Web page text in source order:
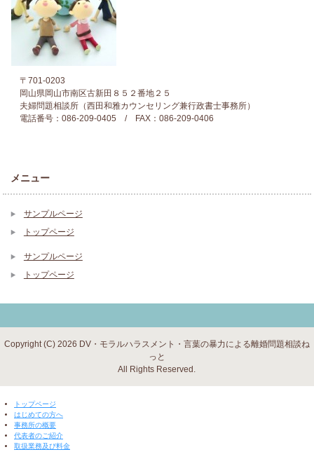
〒701-0203
岡山県岡山市南区古新田８５２番地２５
夫婦問題相談所（西田和雅カウンセリング兼行政書士事務所）
電話番号：086-209-0405 / FAX：086-209-0406
メニュー
サンプルページ
トップページ
サンプルページ
トップページ
Copyright (C) 2026 DV・モラルハラスメント・言葉の暴力による離婚問題相談ね
っと
All Rights Reserved.
トップページ
はじめての方へ
事務所の概要
代表者のご紹介
取扱業務及び料金